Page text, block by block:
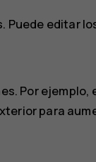
editar
Por ejemplo,
para